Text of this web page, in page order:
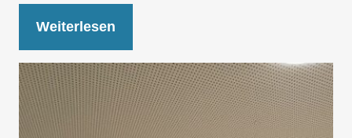
Weiterlesen